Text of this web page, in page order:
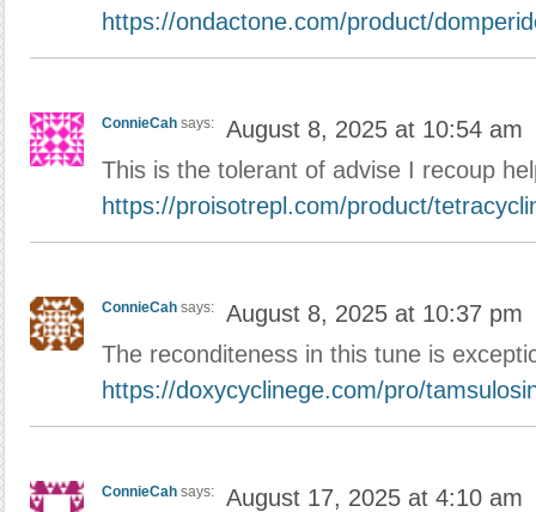
https://ondactone.com/product/
ConnieCah says:
August 8, 2025 at 10:54 am
This is the tolerant of advise I recoup
https://proisotrepl.com/product/
ConnieCah says:
August 8, 2025 at 10:37 pm
The reconditeness in this tune is
https://doxycyclinege.com/pro/
ConnieCah says:
August 17, 2025 at 4:10 am